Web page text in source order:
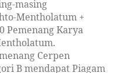
masing
Mentholatum +
Pemenang Karya
Cerpen
B mendapat Piagam